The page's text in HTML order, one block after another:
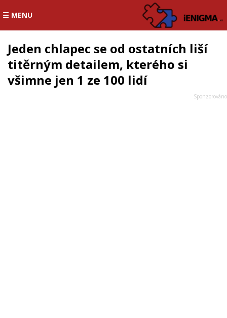
☰ MENU
Jeden chlapec se od ostatních liší
titěrným detailem, kterého si
všimne jen 1 ze 100 lidí